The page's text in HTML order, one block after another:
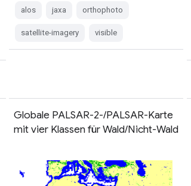
alos jaxa orthophoto
satellite-imagery visible
Globale PALSAR-2-/PALSAR-Karte
mit vier Klassen für Wald/Nicht-Wald